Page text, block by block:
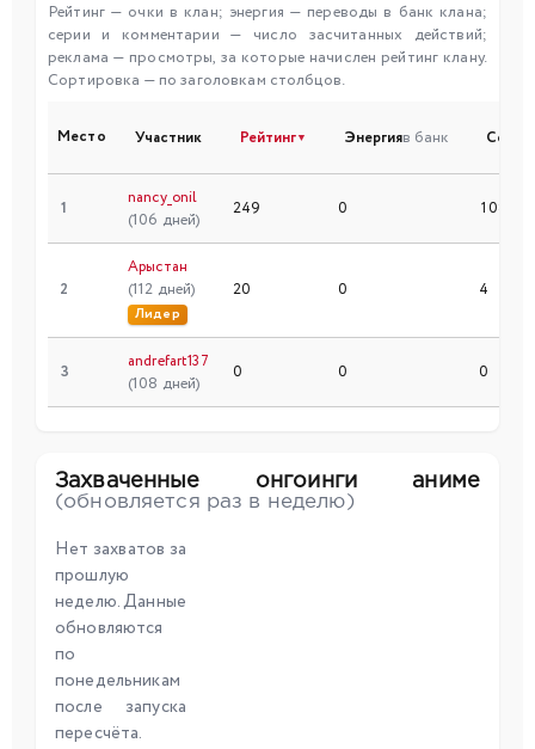
Рейтинг — очки в клан; энергия — переводы в банк клана;
серии и комментарии — число засчитанных действий;
реклама — просмотры, за которые начислен рейтинг клану.
Сортировка — по заголовкам столбцов.
Место Участник Рейтинг▼ Энергияв банк Серии
1
nancy_onil
(106 дней)
249 0 108
2
Арыстан
(112 дней)
Лидер
20 0 4
3
andrefart137
(108 дней)
0 0 0
Захваченные онгоинги аниме
(обновляется раз в неделю)
Нет захватов за
прошлую
неделю. Данные
обновляются
по
понедельникам
после запуска
пересчёта.